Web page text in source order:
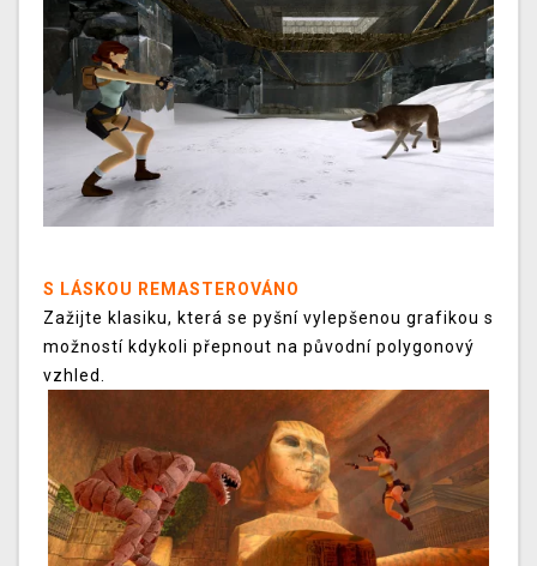
S LÁSKOU REMASTEROVÁNO
Zažijte klasiku, která se pyšní vylepšenou grafikou s
možností kdykoli přepnout na původní polygonový
vzhled.